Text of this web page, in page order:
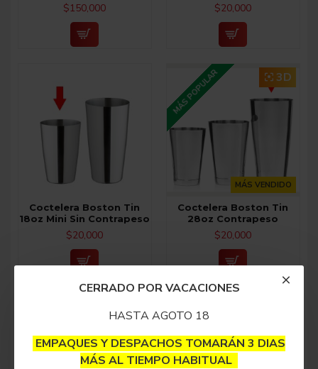
CERRADO POR VACACIONES
HASTA AGOTO 18
EMPAQUES Y DESPACHOS TOMARÁN 3 DIAS
MÁS AL TIEMPO HABITUAL
$150,000 $20,000
Coctelera Boston Tin
18oz Mini Sin Contrapeso
$20,000
MÁS VENDIDO
MÁS POPULAR 3D
Coctelera Boston Tin
28oz Contrapeso
$20,000
NO DISPONIBLE